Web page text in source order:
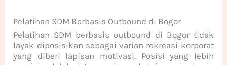
Pelatihan SDM Berbasis Outbound di Bogor
Pelatihan SDM berbasis outbound di Bogor tidak
layak diposisikan sebagai varian rekreasi korporat
yang diberi lapisan motivasi. Posisi yang lebih